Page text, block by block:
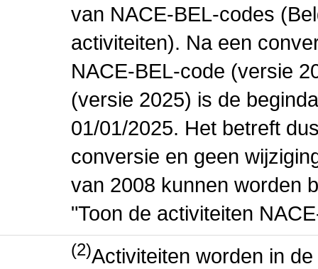
van NACE-BEL-codes
activiteiten). Na een
NACE-BEL-code (versie
(versie 2025) is de
01/01/2025. Het betreft
conversie en geen
van 2008 kunnen worden
"Toon de activiteiten
(2)Activiteiten worden in